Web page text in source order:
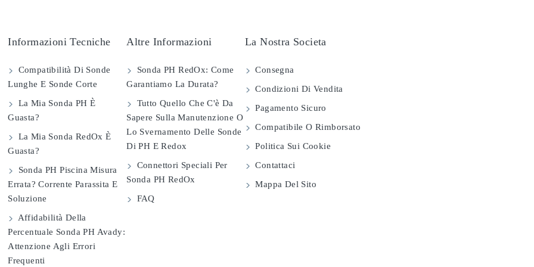
Informazioni Tecniche
Compatibilità Di Sonde
Lunghe E Sonde Corte
La Mia Sonda PH È
Guasta?
La Mia Sonda RedOx È
Guasta?
Sonda PH Piscina Misura
Errata? Corrente Parassita E
Soluzione
Affidabilità Della
Percentuale Sonda PH Avady:
Attenzione Agli Errori
Frequenti
Altre Informazioni
Sonda PH RedOx: Come
Garantiamo La Durata?
Tutto Quello Che C'è Da
Sapere Sulla Manutenzione O
Lo Svernamento Delle Sonde
Di PH E Redox
Connettori Speciali Per
Sonda PH RedOx
FAQ
La Nostra Societa
Consegna
Condizioni Di Vendita
Pagamento Sicuro
Compatibile O Rimborsato
Politica Sui Cookie
Contattaci
Mappa Del Sito